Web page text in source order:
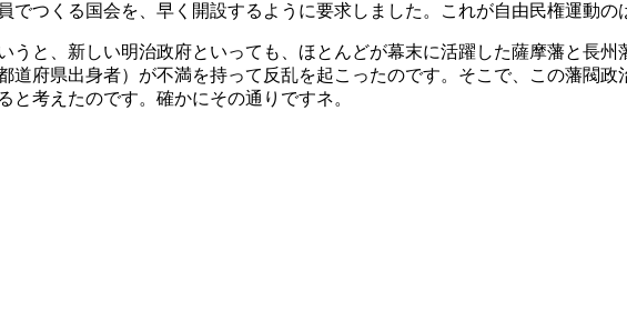
でつくる国会を、早く開設するように要求しました。これが自由民権運動の
うと、新しい明治政府といっても、ほとんどが幕末に活躍した薩摩藩と長
道府県出身者）が不満を持って反乱を起こったのです。そこで、この藩閥
考えたのです。確かにその通りですネ。